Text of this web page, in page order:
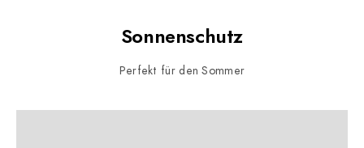
Sonnenschutz
Perfekt für den Sommer